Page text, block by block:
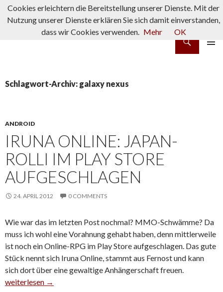
Schlagwort-Archiv: galaxy nexus
ANDROID
IRUNA ONLINE: JAPAN-
ROLLI IM PLAY STORE
AUFGESCHLAGEN
24. APRIL 2012 0 COMMENTS
Wie war das im letzten Post nochmal? MMO-Schwämme? Da
muss ich wohl eine Vorahnung gehabt haben, denn mittlerweile
ist noch ein Online-RPG im Play Store aufgeschlagen. Das gute
Stück nennt sich Iruna Online, stammt aus Fernost und kann
sich dort über eine gewaltige Anhängerschaft freuen.
Iruna Online: Japan-Rolli im Play Store aufgeschlagen
weiterlesen →
Cookies erleichtern die Bereitstellung unserer Dienste. Mit der
Nutzung unserer Dienste erklären Sie sich damit einverstanden,
dass wir Cookies verwenden. Mehr OK